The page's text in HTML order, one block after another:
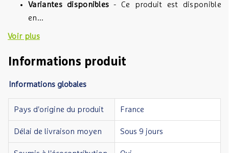
Variantes disponibles - Ce produit est disponible
en...
Voir plus
Informations produit
Informations globales
Pays d'origine du produit France
Délai de livraison moyen Sous 9 jours